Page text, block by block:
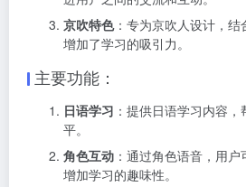
京吹特色：专为京吹人设计，结
增加了学习的吸引力。
主要功能：
日语学习 ：提供日语学习内容
平。
角色互动 ：通过角色语音，用
增加学习的趣味性。